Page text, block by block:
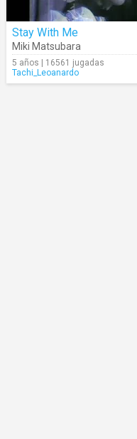
Stay With Me
Miki Matsubara
5 años | 16561 jugadas
Tachi_Leoanardo